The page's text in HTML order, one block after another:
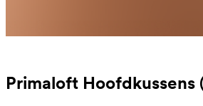
Primaloft Hoofdkussens